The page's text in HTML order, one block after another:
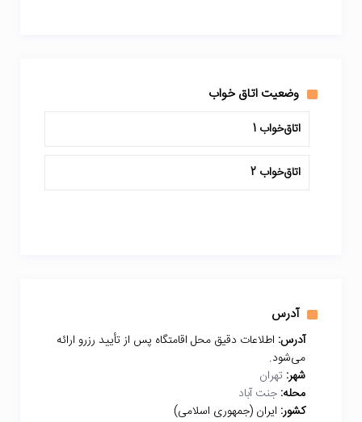
وضعیت اتاق خواب
اتاق‌خواب 1
اتاق‌خواب 2
آدرس
آدرس: اطلاعات دقیق محل اقامتگاه پس از تأیید رزرو ارائه
می‌شود.
شهر: تهران
محله: جنت آباد
کشور: ایران (جمهوری اسلامی)